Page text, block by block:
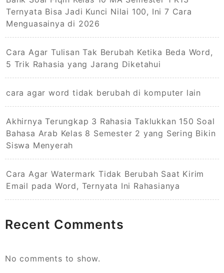
Ternyata Bisa Jadi Kunci Nilai 100, Ini 7 Cara
Menguasainya di 2026
Cara Agar Tulisan Tak Berubah Ketika Beda Word,
5 Trik Rahasia yang Jarang Diketahui
cara agar word tidak berubah di komputer lain
Akhirnya Terungkap 3 Rahasia Taklukkan 150 Soal
Bahasa Arab Kelas 8 Semester 2 yang Sering Bikin
Siswa Menyerah
Cara Agar Watermark Tidak Berubah Saat Kirim
Email pada Word, Ternyata Ini Rahasianya
Recent Comments
No comments to show.